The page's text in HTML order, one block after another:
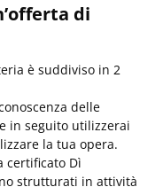
di
è suddiviso in 2
delle
in seguito utilizzerai
la tua opera.
certificato Dì
strutturati in attività